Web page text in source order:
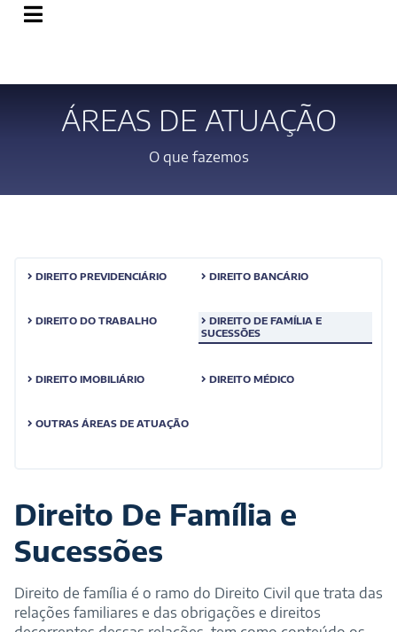
ÁREAS DE ATUAÇÃO
O que fazemos
DIREITO PREVIDENCIÁRIO DIREITO BANCÁRIO
DIREITO DO TRABALHO
DIREITO DE FAMÍLIA E
SUCESSÕES
DIREITO IMOBILIÁRIO DIREITO MÉDICO
OUTRAS ÁREAS DE ATUAÇÃO
Direito De Família e
Sucessões
Direito de família é o ramo do Direito Civil que trata das
relações familiares e das obrigações e direitos